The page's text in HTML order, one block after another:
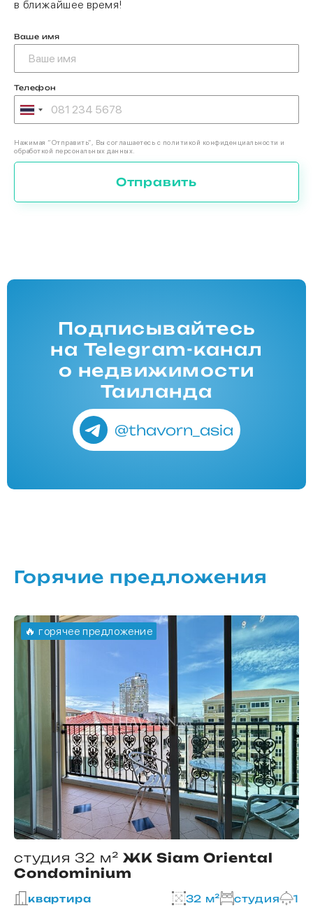
в ближайшее время!
Ваше имя
Телефон
Нажимая “Отправить”, Вы соглашаетесь с политикой конфиденциальности и
обработкой персональных данных.
Отправить
Подписывайтесь
на Telegram-канал
о недвижимости
Таиланда
@thavorn_asia
Горячие предложения
🔥 горячее предложение
студия 32 м² ЖК Siam Oriental
Condominium
квартира 32 м² студия 1